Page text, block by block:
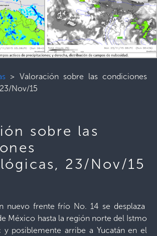
> Valoración sobre las condiciones
Nov/15
sobre las
23/Nov/15
nuevo frente frío No. 14 se desplaza
México hasta la región norte del Istmo
y posiblemente arribe a Yucatán en el